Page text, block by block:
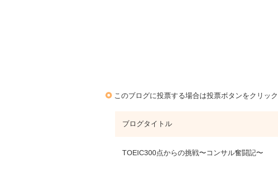
このブログに投票する場合は投票ボタンをクリッ
ブログタイトル
TOEIC300点からの挑戦〜コンサル奮闘記〜